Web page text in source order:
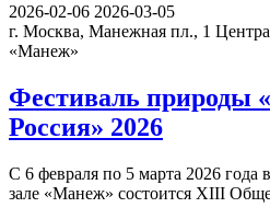
2026-02-06 2026-03-05
г. Москва, Манежная пл., 1
«Манеж»
Фестиваль природы
Россия» 2026
С 6 февраля по 5 марта 2026
зале «Манеж» состоится XIII